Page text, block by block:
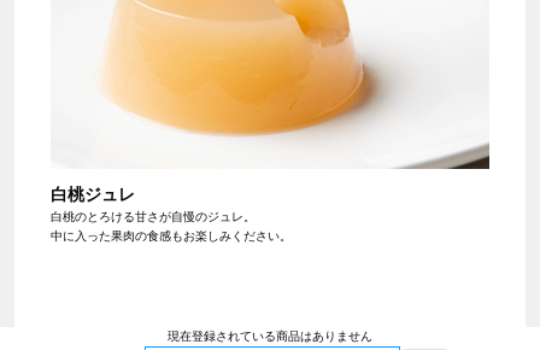
白桃ジュレ
白桃のとろける甘さが自慢のジュレ。
中に入った果肉の食感もお楽しみください。
現在登録されている商品はありません